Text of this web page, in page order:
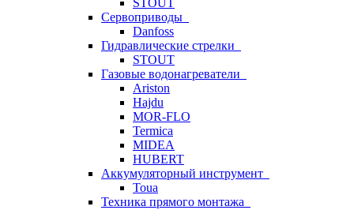
STOUT
Сервоприводы
Danfoss
Гидравлические стрелки
STOUT
Газовые водонагреватели
Ariston
Hajdu
MOR-FLO
Termica
MIDEA
HUBERT
Аккумуляторный инструмент
Toua
Техника прямого монтажа